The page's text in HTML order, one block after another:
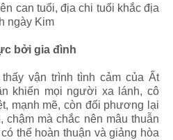
can tuổi, địa chi tuổi khắc địa
ngày Kim
bởi gia đình
vận trình tình cảm của Ất
khiến mọi người xa lánh, cô
mạnh mẽ, còn đối phương lại
chậm mà chắc nên mâu thuẫn
thể hoàn thuận và giảng hòa